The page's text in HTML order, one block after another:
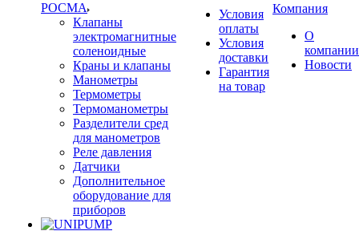
РОСМА
Клапаны
электромагнитные
соленоидные
Краны и клапаны
Манометры
Термометры
Термоманометры
Разделители сред
для манометров
Реле давления
Датчики
Дополнительное
оборудование для
приборов
Условия
оплаты
Условия
доставки
Гарантия
на товар
Компания
О
компании
Новости